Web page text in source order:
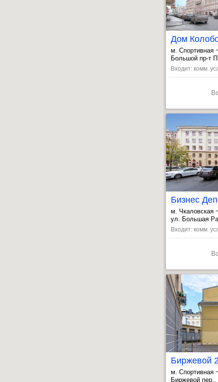
Дом
м. Спортивная
, Чкаловская
Большой пр-т
Входит: комм.
Бизнес
м. Чкаловская
,ул. Большая
Входит: комм.
Биржевой
м. Спортивная
,Биржевой пер.,